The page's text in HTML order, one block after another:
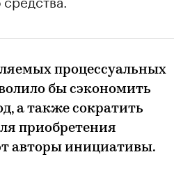
процессуальных
бы сэкономить
а также сократить
приобретения
авторы инициативы.